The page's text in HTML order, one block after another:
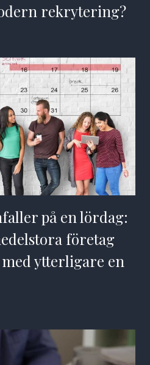
rekrytering?
på en lördag:
företag
ytterligare en